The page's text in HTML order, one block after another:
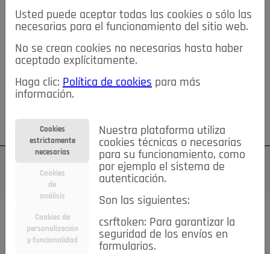
≡NOTICIAS
NOTICIAS SERVICIOS DE INTERÉS
TABLÓN DE ANUNCIOS MIS ANUNCIOS CONTACTO
NOSOTROS
Su cuenta Regístrese ¿Olvidó su contraseña?
Todas las noticias..
#TePrestoMisOjos Caridad
Ciencia&Tecnología
Economía
Usted puede aceptar todas las cookies o sólo las
necesarias para el funcionamiento del sitio web.
No se crean cookies no necesarias hasta haber
aceptado explícitamente.
Haga clic: Política de cookies para más
información.
Cookies
estrictamente
necesarias
Cookies
de
análisis
Cookies de
personalización
y funcionalidad
Nuestra plataforma utiliza
cookies técnicas o necesarias
para su funcionamiento, como
por ejemplo el sistema de
autenticación.
Son las siguientes:
csrftoken: Para garantizar la
seguridad de los envíos en
formularios.